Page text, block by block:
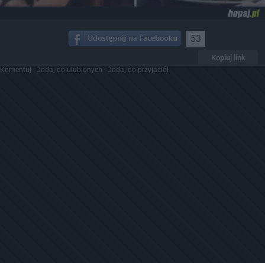
53
Kopiuj link
Komentuj Dodaj do ulubionych Dodaj do przyjaciół